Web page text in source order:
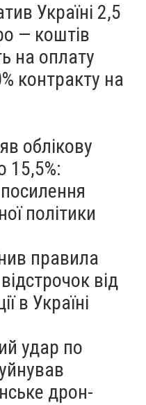
Україні 2,5
— коштів
на оплату
контракту на
облікову
15,5%:
політики
правила
від
в Україні
удар по
дрон-